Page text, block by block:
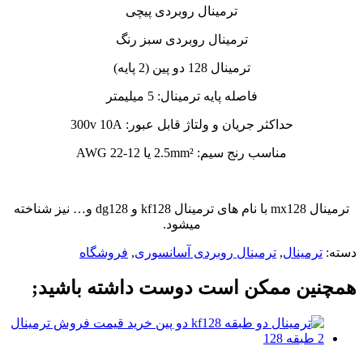
ترمینال روبردی پیچی
ترمینال روبردی سبز رنگ
ترمینال 128 دو پین (2 پایه)
فاصله پایه ترمینال: 5 میلیمتر
حداکثر جریان و ولتاژ قابل عبور: 300v 10A
مناسب رنج سیم: 2.5mm² یا 12-22 AWG
ترمینال mx128 با نام های ترمینال kf128 و dg128 و… نیز شناخته
میشود.
دسته: ترمینال, ترمینال روبردی آسانسوری, فروشگاه
همچنین ممکن است دوست داشته باشید;